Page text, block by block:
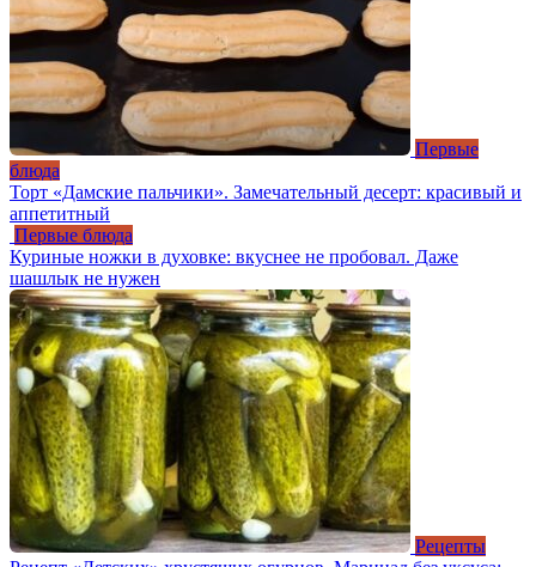
Первые
блюда
Торт «Дамские пальчики». Замечательный десерт: красивый и
аппетитный
Первые блюда
Куриные ножки в духовке: вкуснее не пробовал. Даже
шашлык не нужен
Рецепты